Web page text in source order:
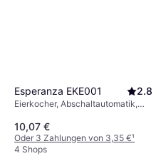
Esperanza EKE001 2.8
Eierkocher, Abschaltautomatik,
10,07 €
Oder 3 Zahlungen von 3,35 €¹
4 Shops